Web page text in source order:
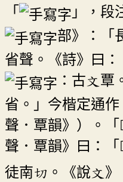
「
」，段
部》：「
省聲。《詩》曰：
：古文覃
省。」今楷定通
聲．覃韻》）。
聲．覃韻》曰：「
徒南切。《說文》